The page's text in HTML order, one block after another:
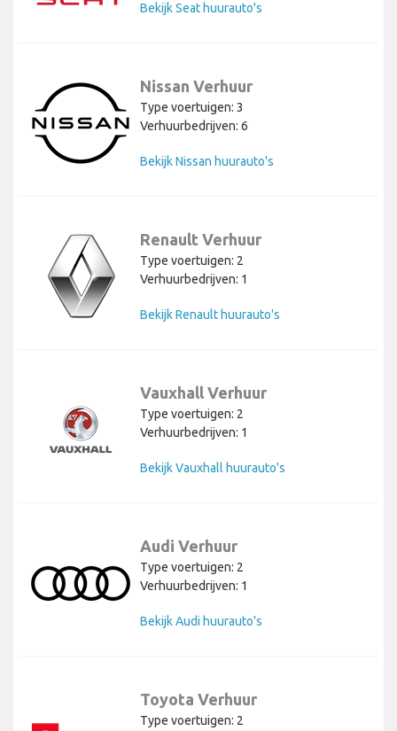
Bekijk Seat huurauto's
Nissan Verhuur
Type voertuigen: 3
Verhuurbedrijven: 6
Bekijk Nissan huurauto's
Renault Verhuur
Type voertuigen: 2
Verhuurbedrijven: 1
Bekijk Renault huurauto's
Vauxhall Verhuur
Type voertuigen: 2
Verhuurbedrijven: 1
Bekijk Vauxhall huurauto's
Audi Verhuur
Type voertuigen: 2
Verhuurbedrijven: 1
Bekijk Audi huurauto's
Toyota Verhuur
Type voertuigen: 2